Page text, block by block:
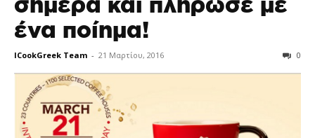
σήμερα και πλήρωσε με
ένα ποίημα!
ICookGreek Team - 21 Μαρτίου, 2016 0